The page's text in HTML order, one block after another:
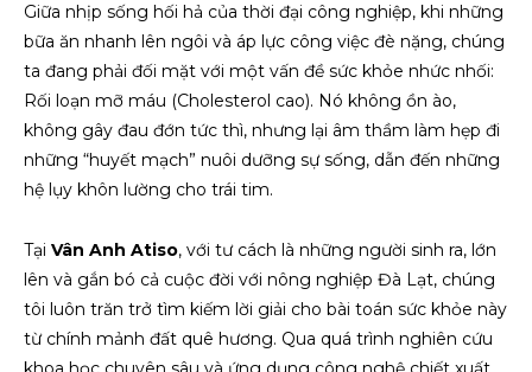
Giữa nhịp sống hối hả của thời đại công nghiệp, khi những
bữa ăn nhanh lên ngôi và áp lực công việc đè nặng, chúng
ta đang phải đối mặt với một vấn đề sức khỏe nhức nhối:
Rối loạn mỡ máu (Cholesterol cao). Nó không ồn ào,
không gây đau đớn tức thì, nhưng lại âm thầm làm hẹp đi
những “huyết mạch” nuôi dưỡng sự sống, dẫn đến những
hệ lụy khôn lường cho trái tim.
Tại Vân Anh Atiso, với tư cách là những người sinh ra, lớn
lên và gắn bó cả cuộc đời với nông nghiệp Đà Lạt, chúng
tôi luôn trăn trở tìm kiếm lời giải cho bài toán sức khỏe này
từ chính mảnh đất quê hương. Qua quá trình nghiên cứu